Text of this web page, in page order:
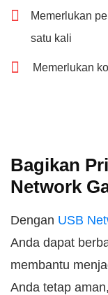
Memerlukan
satu kali
Memerlukan
Bagikan
Network
Dengan USB
Anda dapat
membantu
Anda tetap